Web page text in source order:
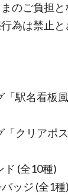
のご負担と
為は禁止と
駅名看板
クリアポス
(全10種)
ッジ (全1種)